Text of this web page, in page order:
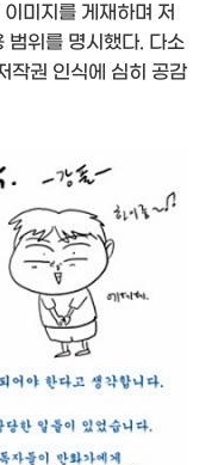
미지를 게재하며 저
범위를 명시했다. 다소
작권 인식에 심히 공감